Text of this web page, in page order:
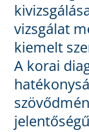
vizsgálat
kiemelt
A korai